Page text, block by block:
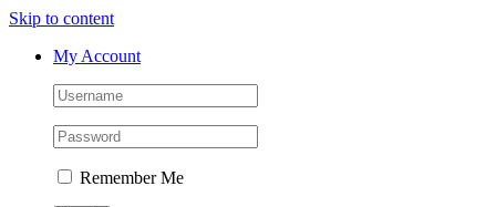
Skip to content
My Account
Remember Me